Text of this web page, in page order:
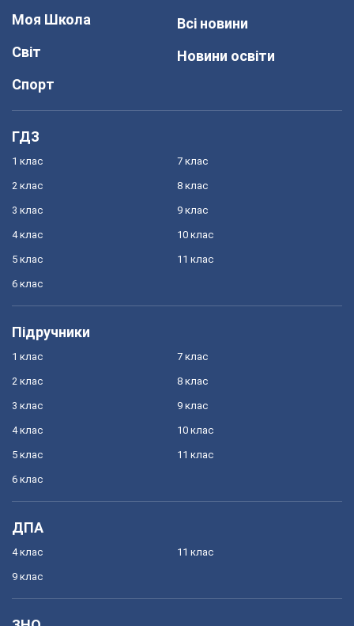
Моя Школа
Світ
Спорт
Всі новини
Новини освіти
ГДЗ
1 клас
2 клас
3 клас
4 клас
5 клас
6 клас
7 клас
8 клас
9 клас
10 клас
11 клас
Підручники
1 клас
2 клас
3 клас
4 клас
5 клас
6 клас
7 клас
8 клас
9 клас
10 клас
11 клас
ДПА
4 клас
9 клас
11 клас